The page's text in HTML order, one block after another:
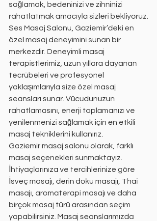
sağlamak, bedeninizi ve zihninizi
rahatlatmak amacıyla sizleri bekliyoruz.
Ses Masaj Salonu, Gaziemir’deki en
özel masaj deneyimini sunan bir
merkezdir. Deneyimli masaj
terapistlerimiz, uzun yıllara dayanan
tecrübeleri ve profesyonel
yaklaşımlarıyla size özel masaj
seansları sunar. Vücudunuzun
rahatlamasını, enerji toplamanızı ve
yenilenmenizi sağlamak için en etkili
masaj tekniklerini kullanırız.
Gaziemir masaj salonu olarak, farklı
masaj seçenekleri sunmaktayız.
İhtiyaçlarınıza ve tercihlerinize göre
İsveç masajı, derin doku masajı, Thai
masajı, aromaterapi masajı ve daha
birçok masaj türü arasından seçim
yapabilirsiniz. Masaj seanslarımızda